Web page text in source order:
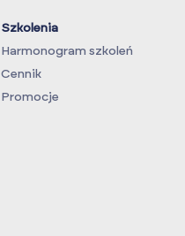
Szkolenia
Harmonogram szkoleń
Cennik
Promocje